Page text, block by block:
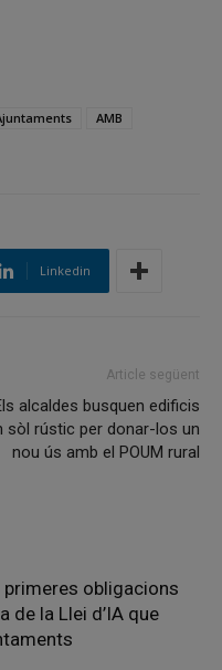
AMB
Linkedin
Article següent
alcaldes busquen edificis
sòl rústic per donar-los un
nou ús amb el POUM rural
primeres obligacions
de la Llei d’IA que